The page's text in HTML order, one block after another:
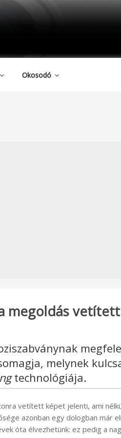
Okosodó
megoldás
melynek
technológiája.
vetített képet jelenti, ami
azonban egy dologban már
óta élvezhetünk: ez pedig a